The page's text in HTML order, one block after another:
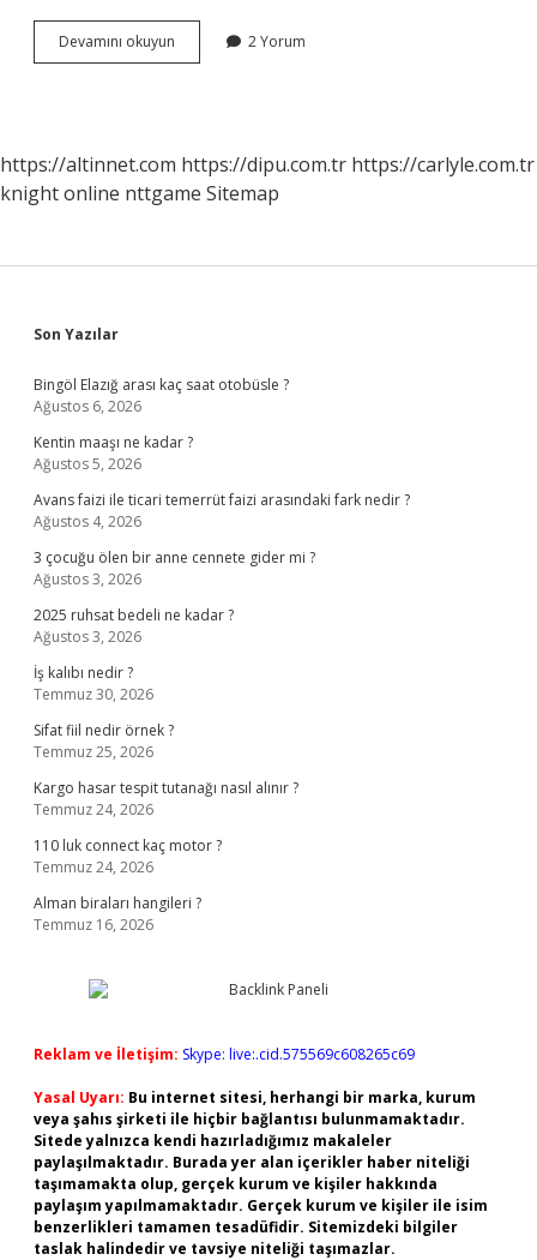
Devamını okuyun
Ne
2 Yorum
https://altinnet.com https://dipu.com.tr https://carlyle.com.tr
knight online nttgame Sitemap
Sidebar
Son Yazılar
Bingöl Elazığ arası kaç saat otobüsle ?
Ağustos 6, 2026
Kentin maaşı ne kadar ?
Ağustos 5, 2026
Avans faizi ile ticari temerrüt faizi arasındaki fark nedir ?
Ağustos 4, 2026
3 çocuğu ölen bir anne cennete gider mi ?
Ağustos 3, 2026
2025 ruhsat bedeli ne kadar ?
Ağustos 3, 2026
İş kalıbı nedir ?
Temmuz 30, 2026
Sifat fiil nedir örnek ?
Temmuz 25, 2026
Kargo hasar tespit tutanağı nasıl alınır ?
Temmuz 24, 2026
110 luk connect kaç motor ?
Temmuz 24, 2026
Alman biraları hangileri ?
Temmuz 16, 2026
Reklam ve İletişim: Skype: live:.cid.575569c608265c69
Yasal Uyarı: Bu internet sitesi, herhangi bir marka, kurum
veya şahıs şirketi ile hiçbir bağlantısı bulunmamaktadır.
Sitede yalnızca kendi hazırladığımız makaleler
paylaşılmaktadır. Burada yer alan içerikler haber niteliği
taşımamakta olup, gerçek kurum ve kişiler hakkında
paylaşım yapılmamaktadır. Gerçek kurum ve kişiler ile isim
benzerlikleri tamamen tesadüfidir. Sitemizdeki bilgiler
taslak halindedir ve tavsiye niteliği taşımazlar.